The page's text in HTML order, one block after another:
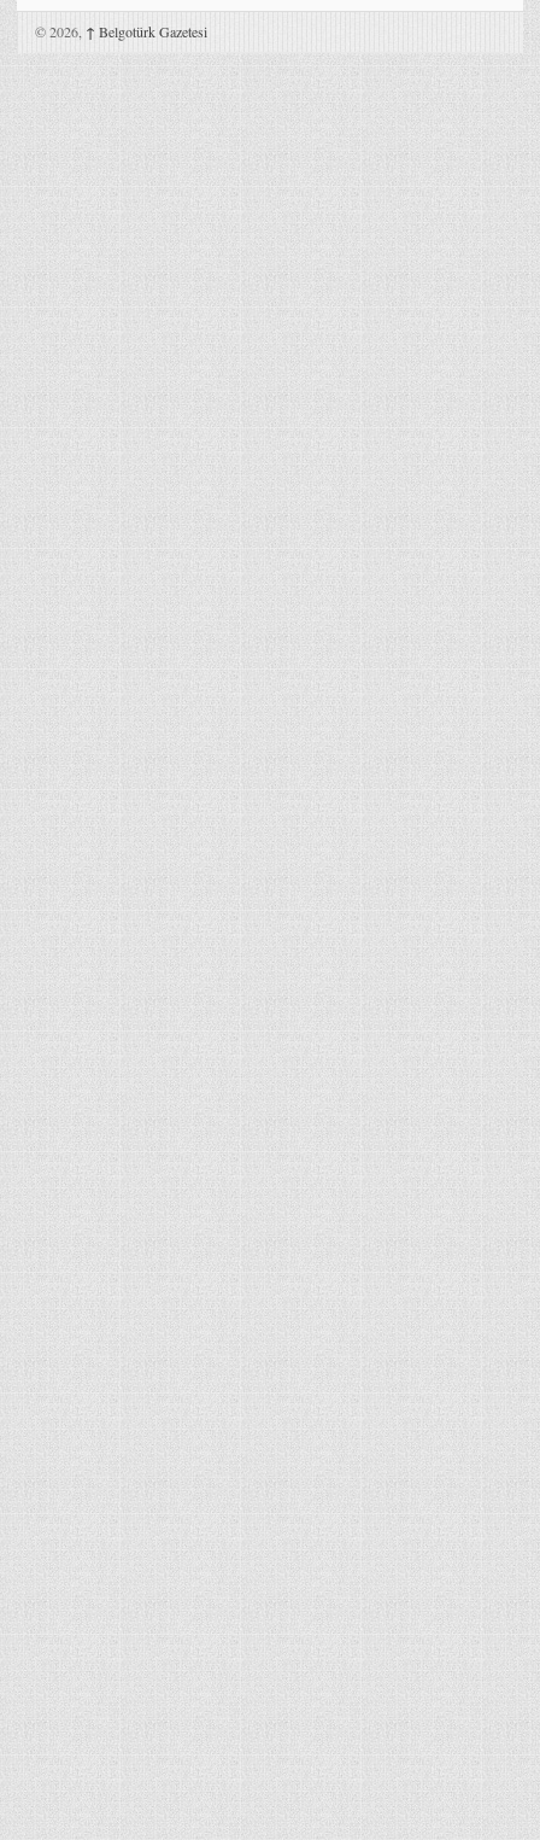
© 2026, ↑ Belgotürk Gazetesi